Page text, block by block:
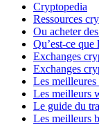
Cryptopedia
Ressources
Ou acheter
Qu’est-ce
Exchanges
Exchanges
Les
Les meilleurs
Le guide du
Les meilleurs